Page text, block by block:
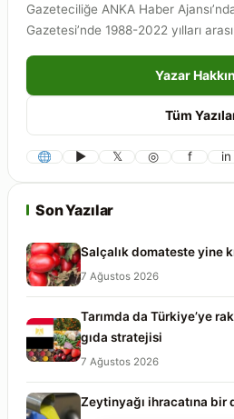
Gazeteciliğe ANKA Haber
Gazetesi’nde 1988-2022 yılları
Yazar
Tüm
▶ 𝕏 ◎ f in
Son Yazılar
Salçalık domateste yine
7 Ağustos 2026
Tarımda da Türkiye’ye
gıda stratejisi
7 Ağustos 2026
Zeytinyağı ihracatına bir